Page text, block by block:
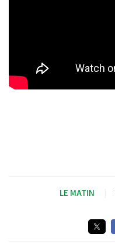
LE MATIN